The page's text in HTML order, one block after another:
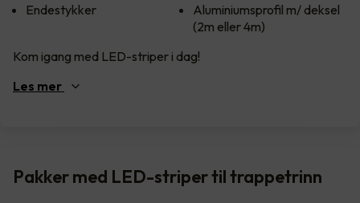
Endestykker
Aluminiumsprofil m/ deksel
(2m eller 4m)
Kom igang med LED-striper i dag!
Les mer
Pakker med LED-striper til trappetrinn